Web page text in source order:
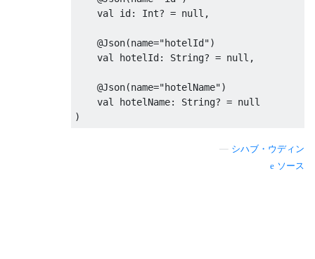
    val id
: Int? = null ,
@Json(name="hotelId")
    val hotelId
: String? = null ,
@Json(name="hotelName")
    val hotelName
: String? = null
)
シハブ・ウディン
ソース